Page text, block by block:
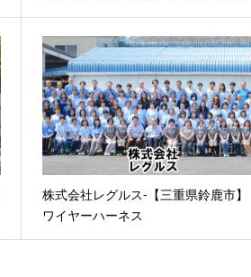
株式会社レグルス-【三重県鈴鹿市】
ワイヤーハーネス